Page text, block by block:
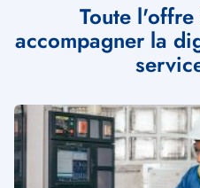
Toute
accompagner la
Illustration
vignette